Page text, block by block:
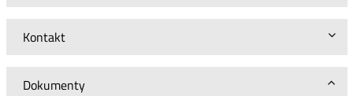
Kontakt
Dokumenty